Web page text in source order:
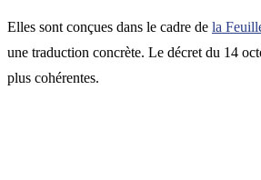
Elles sont conçues dans le cadre de la
une traduction concrète. Le décret du 14
plus cohérentes.